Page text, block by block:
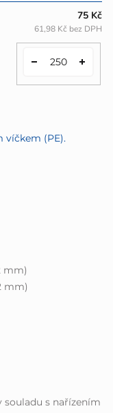
75 Kč
61,98 Kč bez DPH
víčkem (PE).
mm)
mm)
s nařízením